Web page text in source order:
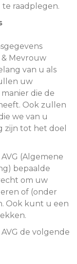
raadplegen.
Mevrouw
van u als
uw
die de
Ook zullen
we van u
zijn tot het doel
(Algemene
bepaalde
om uw
of (onder
Ook kunt u een
de volgende